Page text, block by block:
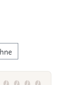
verfügbar.)